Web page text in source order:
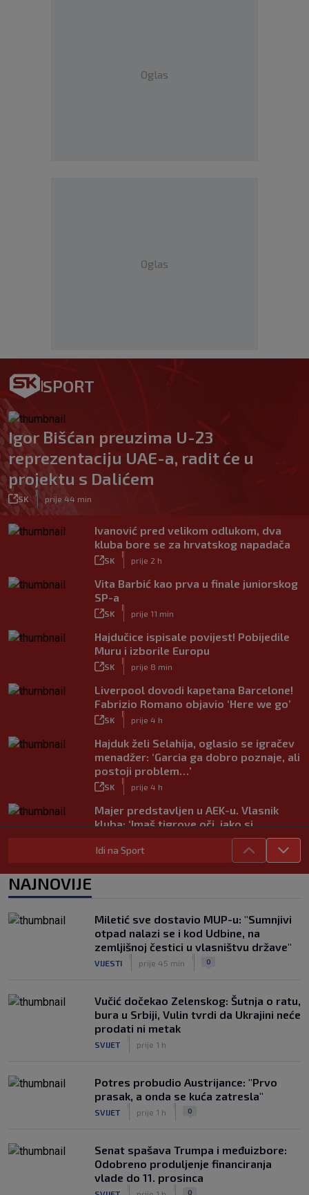
Oglas
Oglas
SPORT
Igor Bišćan preuzima U-23
reprezentaciju UAE-a, radit će u
projektu s Dalićem
SK prije 44 min
Ivanović pred velikom odlukom, dva
kluba bore se za hrvatskog napadača
SK prije 2 h
Vita Barbić kao prva u finale juniorskog
SP-a
SK prije 11 min
Hajdučice ispisale povijest! Pobijedile
Muru i izborile Europu
SK prije 8 min
Liverpool dovodi kapetana Barcelone!
Fabrizio Romano objavio ‘Here we go’
SK prije 4 h
Hajduk želi Selahija, oglasio se igračev
menadžer: ‘Garcia ga dobro poznaje, ali
postoji problem…’
SK prije 4 h
Majer predstavljen u AEK-u. Vlasnik
kluba: ‘Imaš tigrove oči, jako si
SK
|
prije 4 h
Bio je hit druge lige, a sada s Istrom
SK
|
prije 4 h
VIDEO / Tenisač se požalio na
gledatelja koji mu je smetao, reakcija
suca je hit
Idi na Sport
NAJNOVIJE
Miletić sve dostavio MUP-u: "Sumnjivi
otpad nalazi se i kod Udbine, na
zemljišnoj čestici u vlasništvu države"
VIJESTI prije 45 min 0
Vučić dočekao Zelenskog: Šutnja o ratu,
bura u Srbiji, Vulin tvrdi da Ukrajini neće
prodati ni metak
SVIJET prije 1 h
Potres probudio Austrijance: "Prvo
prasak, a onda se kuća zatresla"
SVIJET prije 1 h 0
Senat spašava Trumpa i međuizbore:
Odobreno produljenje financiranja
vlade do 11. prosinca
0